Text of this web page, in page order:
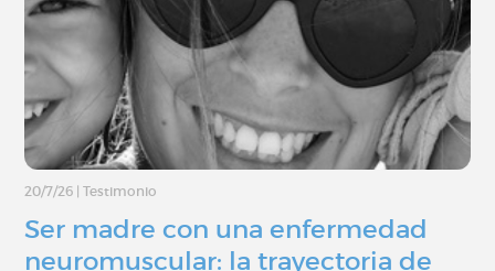
20/7/26 Testimonio
Ser madre con una enfermedad
neuromuscular: la trayectoria de